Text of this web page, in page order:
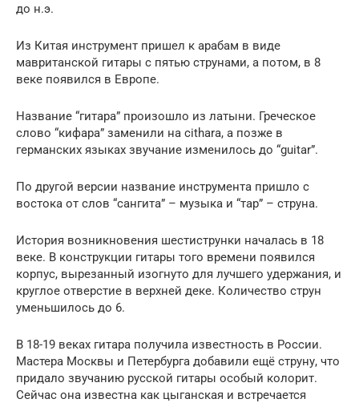
до н.э.
Из Китая инструмент пришел к арабам в виде
мавританской гитары с пятью струнами, а потом, в 8
веке появился в Европе.
Название “гитара” произошло из латыни. Греческое
слово “кифара” заменили на cithara, а позже в
германских языках звучание изменилось до “guitar”.
По другой версии название инструмента пришло с
востока от слов “сангита” – музыка и “тар” – струна.
История возникновения шестиструнки началась в 18
веке. В конструкции гитары того времени появился
корпус, вырезанный изогнуто для лучшего удержания, и
круглое отверстие в верхней деке. Количество струн
уменьшилось до 6.
В 18-19 веках гитара получила известность в России.
Мастера Москвы и Петербурга добавили ещё струну, что
придало звучанию русской гитары особый колорит.
Сейчас она известна как цыганская и встречается